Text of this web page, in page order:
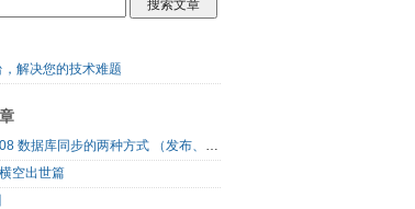
解决您的技术难题
SQL Server 2008 数据库同步的两种方式 （发布、订阅）
空出世篇